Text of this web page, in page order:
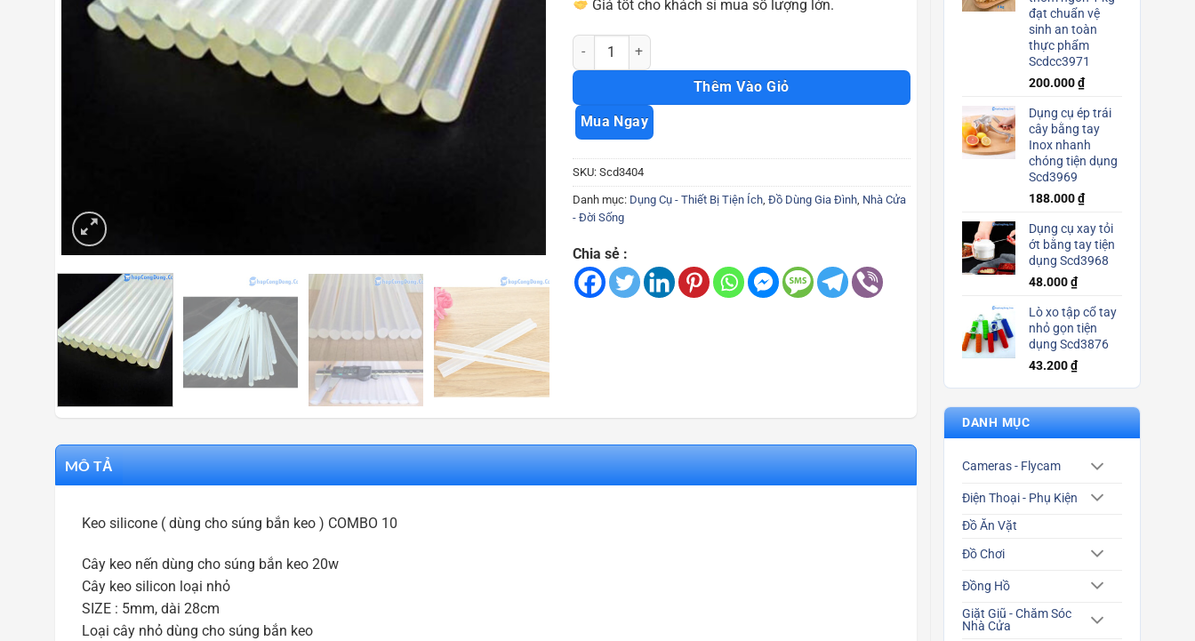
đạt chuẩn vệ
sinh an toàn
thực phẩm
Scdcc3971
200.000₫
Dụng cụ ép trái
cây bằng tay
Inox nhanh
chóng tiện dụng
Scd3969
188.000₫
Dụng cụ xay tỏi
ớt bằng tay tiện
dụng Scd3968
48.000₫
Lò xo tập cổ tay
nhỏ gọn tiện
dụng Scd3876
43.200₫
DANH MỤC
Cameras - Flycam
Điện Thoại - Phụ Kiện
Đồ Ăn Vặt
Đồ Chơi
Đồng Hồ
Giặt Giũ - Chăm Sóc
Nhà Cửa
Giá tốt cho khách sỉ mua số lượng lớn.
Combo 10 cây keo silicone dùng cho súng bắn keo Scd3404 số lượng
Thêm Vào Giỏ
Mua Ngay
SKU: Scd3404
Danh mục: Dụng Cụ - Thiết Bị Tiện Ích, Đồ Dùng Gia Đình, Nhà Cửa
- Đời Sống
Chia sẻ :
MÔ TẢ
Keo silicone ( dùng cho súng bắn keo ) COMBO 10
Cây keo nến dùng cho súng bắn keo 20w
Cây keo silicon loại nhỏ
SIZE : 5mm, dài 28cm
Loại cây nhỏ dùng cho súng bắn keo